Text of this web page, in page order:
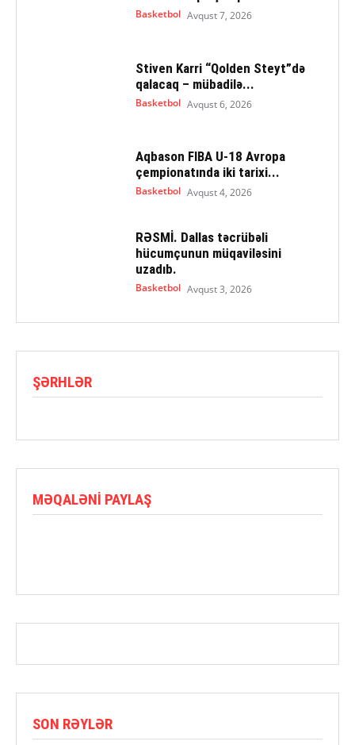
Basketbol Avqust 7, 2026
Stiven Karri “Qolden Steyt”də
qalacaq – mübadilə...
Basketbol Avqust 6, 2026
Aqbason FIBA U-18 Avropa
çempionatında iki tarixi...
Basketbol Avqust 4, 2026
RƏSMİ. Dallas təcrübəli
hücumçunun müqaviləsini
uzadıb.
Basketbol Avqust 3, 2026
ŞƏRHLƏR
MƏQALƏNI PAYLAŞ
SON RƏYLƏR